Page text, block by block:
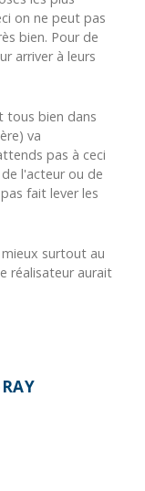
on ne peut pas
bien. Pour de
arriver à leurs
tous bien dans
va
pas à ceci
l'acteur ou de
fait lever les
surtout au
réalisateur aurait